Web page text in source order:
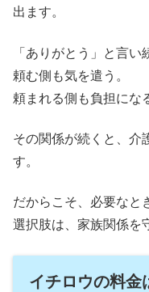
出ます。
「ありがとう」と言い
頼む側も気を遣う。
頼まれる側も負担にな
その関係が続くと、介
す。
だからこそ、必要なと
選択肢は、家族関係を
イチロウの料金